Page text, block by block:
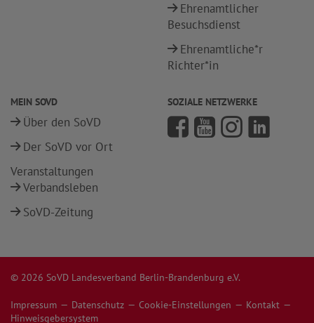
Ehrenamtlicher
Besuchsdienst
Ehrenamtliche*r
Richter*in
MEIN SOVD
Über den SoVD
Der SoVD vor Ort
Veranstaltungen
Verbandsleben
SoVD-Zeitung
SOZIALE NETZWERKE
© 2026 SoVD Landesverband Berlin-Brandenburg e.V.
Impressum Datenschutz Cookie-Einstellungen
Kontakt
Hinweisgebersystem